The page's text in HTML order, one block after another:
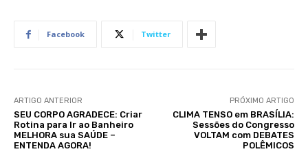
Facebook Twitter
ARTIGO ANTERIOR
SEU CORPO AGRADECE: Criar
Rotina para Ir ao Banheiro
MELHORA sua SAÚDE –
ENTENDA AGORA!
PRÓXIMO ARTIGO
CLIMA TENSO em BRASÍLIA:
Sessões do Congresso
VOLTAM com DEBATES
POLÊMICOS